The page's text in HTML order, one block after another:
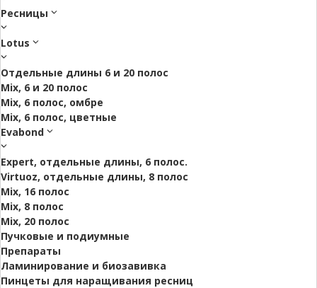
Ресницы
Lotus
Отдельные длины 6 и 20 полос
Mix, 6 и 20 полос
Mix, 6 полос, омбре
Mix, 6 полос, цветные
Evabond
Expert, отдельные длины, 6 полос.
Virtuoz, отдельные длины, 8 полос
Mix, 16 полос
Mix, 8 полос
Mix, 20 полос
Пучковые и подиумные
Препараты
Ламинирование и биозавивка
Пинцеты для наращивания ресниц